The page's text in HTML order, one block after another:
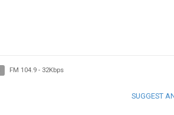
FM 104.9- 32Kbps
SUGGEST